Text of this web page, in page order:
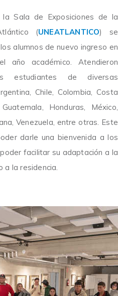
Sala de Exposiciones de la
(UNEATLANTICO) se
alumnos de nuevo ingreso en
año académico. Atendieron
estudiantes de diversas
Chile, Colombia, Costa
Honduras, México,
Venezuela, entre otras. Este
darle una bienvenida a los
facilitar su adaptación a la
a la residencia.